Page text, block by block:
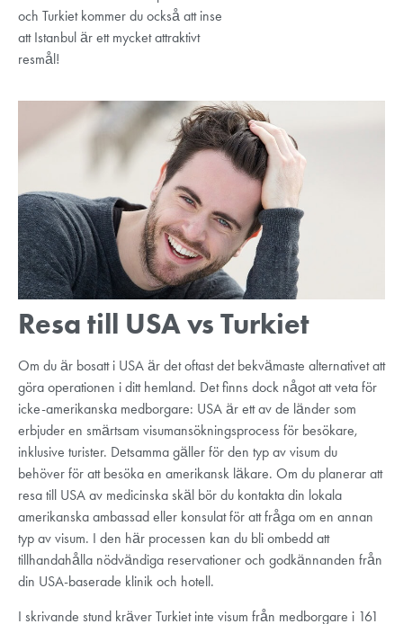
och Turkiet kommer du också att inse
att Istanbul är ett mycket attraktivt
resmål!
Resa till USA vs Turkiet
Om du är bosatt i USA är det oftast det bekvämaste alternativet att
göra operationen i ditt hemland. Det finns dock något att veta för
icke-amerikanska medborgare: USA är ett av de länder som
erbjuder en smärtsam visumansökningsprocess för besökare,
inklusive turister. Detsamma gäller för den typ av visum du
behöver för att besöka en amerikansk läkare. Om du planerar att
resa till USA av medicinska skäl bör du kontakta din lokala
amerikanska ambassad eller konsulat för att fråga om en annan
typ av visum. I den här processen kan du bli ombedd att
tillhandahålla nödvändiga reservationer och godkännanden från
din USA-baserade klinik och hotell.
I skrivande stund kräver Turkiet inte visum från medborgare i 161